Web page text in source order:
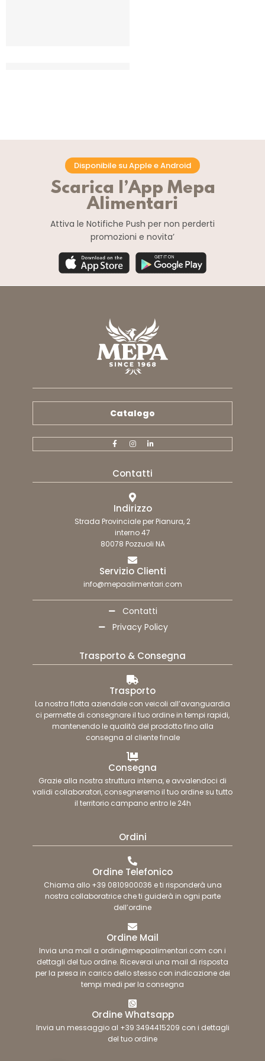
Disponibile su Apple e Android
Scarica l’App Mepa
Alimentari
Attiva le Notifiche Push per non perderti
promozioni e novita’
Catalogo
Contatti
Indirizzo
Strada Provinciale per Pianura, 2
interno 47
80078 Pozzuoli NA
Servizio Clienti
info@mepaalimentari.com
Contatti
Privacy Policy
Trasporto & Consegna
Trasporto
La nostra flotta aziendale con veicoli all’avanguardia
ci permette di consegnare il tuo ordine in tempi rapidi,
mantenendo le qualità del prodotto fino alla
consegna al cliente finale
Consegna
Grazie alla nostra struttura interna, e avvalendoci di
validi collaboratori, consegneremo il tuo ordine su tutto
il territorio campano entro le 24h
Ordini
Ordine Telefonico
Chiama allo +39 0810900036 e ti risponderà una
nostra collaboratrice che ti guiderà in ogni parte
dell’ordine
Ordine Mail
Invia una mail a ordini@mepaalimentari.com con i
dettagli del tuo ordine. Riceverai una mail di risposta
per la presa in carico dello stesso con indicazione dei
tempi medi per la consegna
Ordine Whatsapp
Invia un messaggio al +39 3494415209 con i dettagli
del tuo ordine